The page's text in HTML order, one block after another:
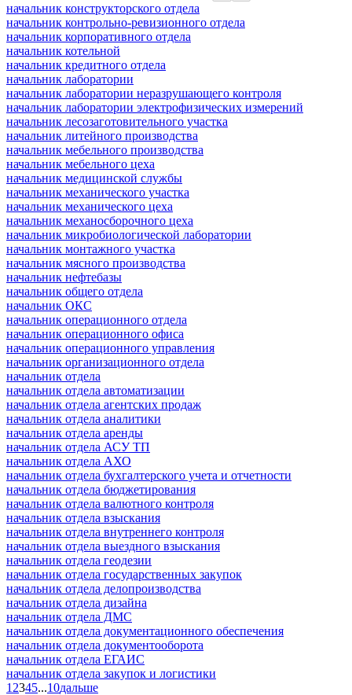
начальник конструкторского отдела
начальник контрольно-ревизионного отдела
начальник корпоративного отдела
начальник котельной
начальник кредитного отдела
начальник лаборатории
начальник лаборатории неразрушающего контроля
начальник лаборатории электрофизических измерений
начальник лесозаготовительного участка
начальник литейного производства
начальник мебельного производства
начальник мебельного цеха
начальник медицинской службы
начальник механического участка
начальник механического цеха
начальник механосборочного цеха
начальник микробиологической лаборатории
начальник монтажного участка
начальник мясного производства
начальник нефтебазы
начальник общего отдела
начальник ОКС
начальник операционного отдела
начальник операционного офиса
начальник операционного управления
начальник организационного отдела
начальник отдела
начальник отдела автоматизации
начальник отдела агентских продаж
начальник отдела аналитики
начальник отдела аренды
начальник отдела АСУ ТП
начальник отдела АХО
начальник отдела бухгалтерского учета и отчетности
начальник отдела бюджетирования
начальник отдела валютного контроля
начальник отдела взыскания
начальник отдела внутреннего контроля
начальник отдела выездного взыскания
начальник отдела геодезии
начальник отдела государственных закупок
начальник отдела делопроизводства
начальник отдела дизайна
начальник отдела ДМС
начальник отдела документационного обеспечения
начальник отдела документооборота
начальник отдела ЕГАИС
начальник отдела закупок и логистики
1 2345...10дальше